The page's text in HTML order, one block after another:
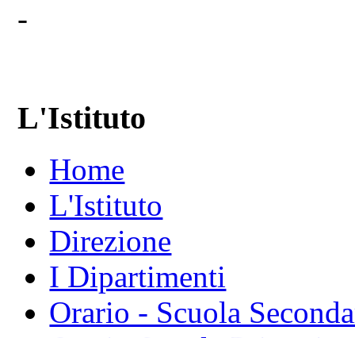
-
L'Istituto
Home
L'Istituto
Direzione
I Dipartimenti
Orario - Scuola